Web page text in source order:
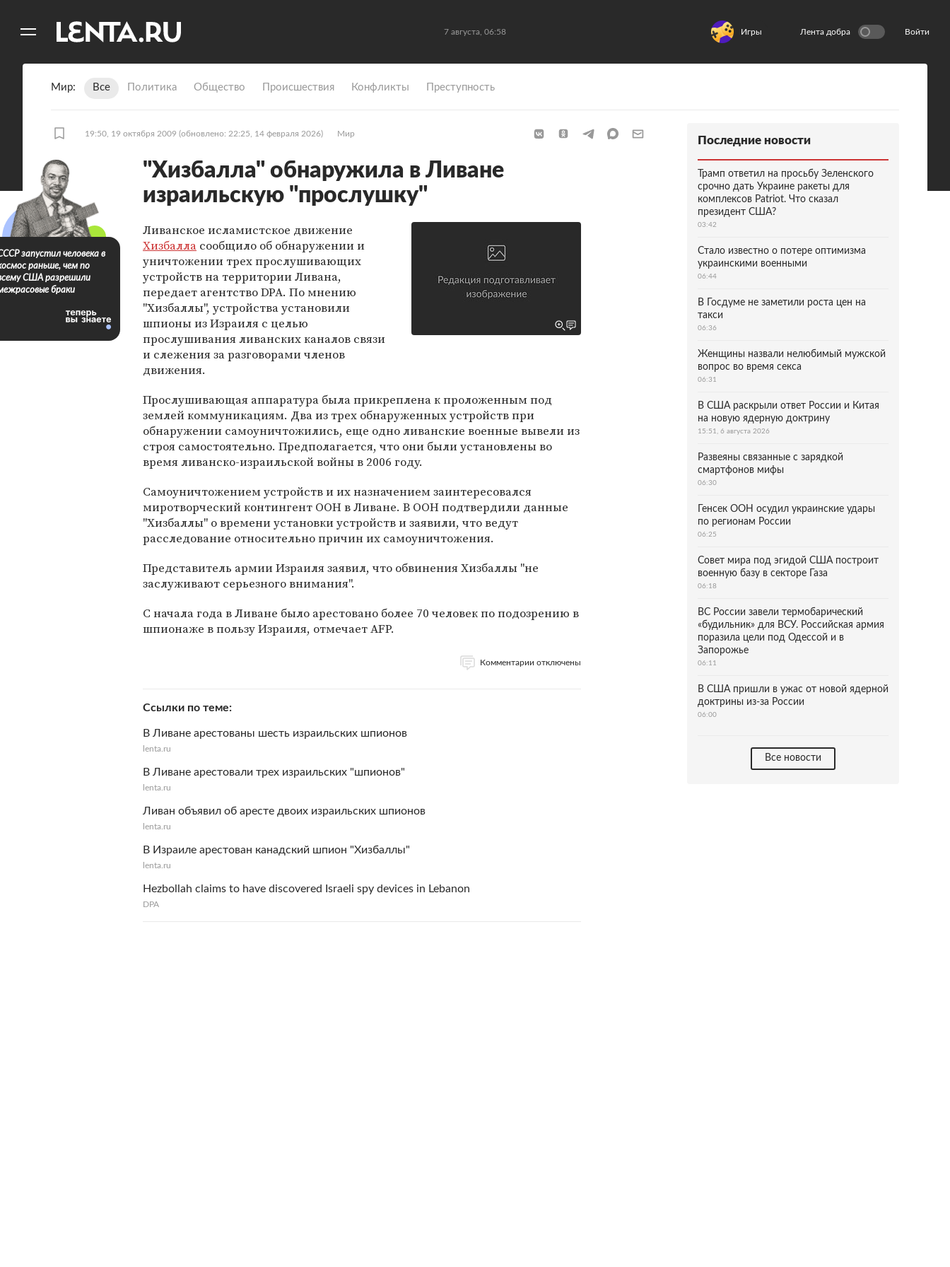
7 августа, 06:58 Игры Лента добра Войти
Мир Все Политика Общество Происшествия Конфликты Преступность
19:50, 19 октября 2009 (обновлено: 22:25, 14 февраля 2026) Мир
"Хизбалла" обнаружила в Ливане
израильскую "прослушку"
Ливанское исламистское движение
Хизбалла сообщило об обнаружении и
уничтожении трех прослушивающих
устройств на территории Ливана,
передает агентство DPA. По мнению
"Хизбаллы", устройства установили
шпионы из Израиля с целью
прослушивания ливанских каналов связи
и слежения за разговорами членов
движения.
Прослушивающая аппаратура была прикреплена к проложенным под
землей коммуникациям. Два из трех обнаруженных устройств при
обнаружении самоуничтожились, еще одно ливанские военные вывели из
строя самостоятельно. Предполагается, что они были установлены во
время ливанско-израильской войны в 2006 году.
Самоуничтожением устройств и их назначением заинтересовался
миротворческий контингент ООН в Ливане. В ООН подтвердили данные
"Хизбаллы" о времени установки устройств и заявили, что ведут
расследование относительно причин их самоуничтожения.
Представитель армии Израиля заявил, что обвинения Хизбаллы "не
заслуживают серьезного внимания".
С начала года в Ливане было арестовано более 70 человек по подозрению в
шпионаже в пользу Израиля, отмечает AFP.
Комментарии отключены
Ссылки по теме
В Ливане арестованы шесть израильских шпионов
lenta.ru
В Ливане арестовали трех израильских "шпионов"
lenta.ru
Ливан объявил об аресте двоих израильских шпионов
lenta.ru
В Израиле арестован канадский шпион "Хизбаллы"
lenta.ru
Hezbollah claims to have discovered Israeli spy devices in Lebanon
DPA
запустил человека в
раньше, чем по
США разрешили
браки
Последние новости
Трамп ответил на просьбу Зеленского
срочно дать Украине ракеты для
комплексов Patriot. Что сказал
президент США?
03:42
Стало известно о потере оптимизма
украинскими военными
06:44
В Госдуме не заметили роста цен на
такси
06:36
Женщины назвали нелюбимый мужской
вопрос во время секса
06:31
В США раскрыли ответ России и Китая
на новую ядерную доктрину
15:51, 6 августа 2026
Развеяны связанные с зарядкой
смартфонов мифы
06:30
Генсек ООН осудил украинские удары
по регионам России
06:25
Совет мира под эгидой США построит
военную базу в секторе Газа
06:18
ВС России завели термобарический
«будильник» для ВСУ. Российская армия
поразила цели под Одессой и в
Запорожье
06:11
В США пришли в ужас от новой ядерной
доктрины из-за России
06:00
Все новости